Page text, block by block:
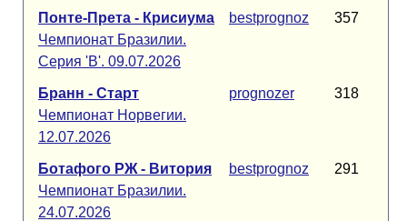
Понте-Прета - Крисиума
Чемпионат Бразилии.
Серия 'B'. 09.07.2026
bestprognoz 357
Бранн - Старт
Чемпионат Норвегии.
12.07.2026
prognozer 318
Ботафого РЖ - Витория
Чемпионат Бразилии.
24.07.2026
bestprognoz 291